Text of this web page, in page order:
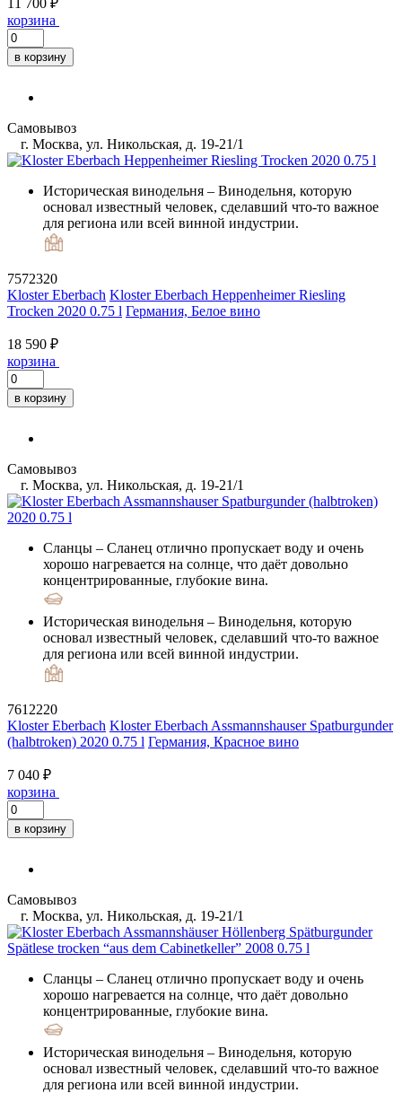
корзина
в корзину
Самовывоз
г. Москва, ул. Никольская, д. 19-21/1
Историческая винодельня – Винодельня, которую
основал известный человек, сделавший что-то важное
для региона или всей винной индустрии.
7572320
Kloster Eberbach Kloster Eberbach Heppenheimer Riesling
Trocken 2020 0.75 l Германия, Белое вино
18 590 ₽
корзина
в корзину
Самовывоз
г. Москва, ул. Никольская, д. 19-21/1
Сланцы – Сланец отлично пропускает воду и очень
хорошо нагревается на солнце, что даёт довольно
концентрированные, глубокие вина.
Историческая винодельня – Винодельня, которую
основал известный человек, сделавший что-то важное
для региона или всей винной индустрии.
7612220
Kloster Eberbach Kloster Eberbach Assmannshauser Spatburgunder
(halbtroken) 2020 0.75 l Германия, Красное вино
7 040 ₽
корзина
в корзину
Самовывоз
г. Москва, ул. Никольская, д. 19-21/1
Сланцы – Сланец отлично пропускает воду и очень
хорошо нагревается на солнце, что даёт довольно
концентрированные, глубокие вина.
Историческая винодельня – Винодельня, которую
основал известный человек, сделавший что-то важное
для региона или всей винной индустрии.